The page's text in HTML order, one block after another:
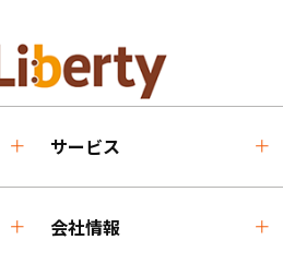
サービス
会社情報